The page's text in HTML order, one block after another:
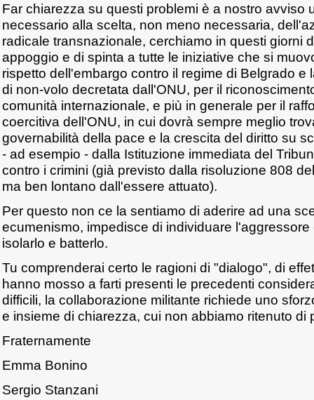
Far chiarezza su questi problemi è a nostro avviso
necessario alla scelta, non meno necessaria,
radicale transnazionale, cerchiamo in questi giorni
appoggio e di spinta a tutte le iniziative che si
rispetto dell'embargo contro il regime di Belgrado e
di non-volo decretata dall'ONU, per il
comunità internazionale, e più in generale per il
coercitiva dell'ONU, in cui dovrà sempre meglio
governabilità della pace e la crescita del diritto su
- ad esempio - dalla Istituzione immediata del
contro i crimini (già previsto dalla risoluzione 808
ma ben lontano dall'essere attuato).
Per questo non ce la sentiamo di aderire ad una
ecumenismo, impedisce di individuare l'aggressore
isolarlo e batterlo.
Tu comprenderai certo le ragioni di "dialogo", di
hanno mosso a farti presenti le precedenti
difficili, la collaborazione militante richiede uno
e insieme di chiarezza, cui non abbiamo ritenuto di
Fraternamente
Emma Bonino
Sergio Stanzani